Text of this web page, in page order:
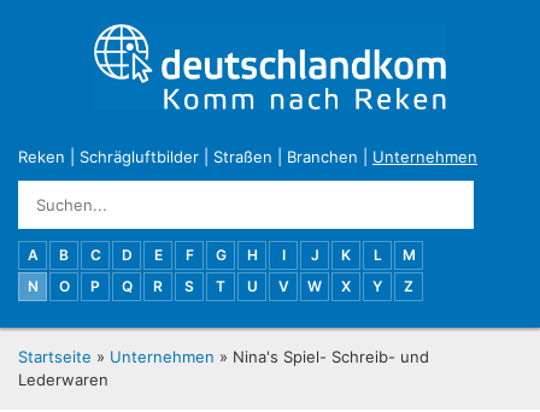
Reken Schrägluftbilder Straßen Branchen Unternehmen
A B C D E F G H I J K L
M
N
O P Q R S T U V W X Y Z
Startseite » Unternehmen » Nina's Spiel- Schreib- und
Lederwaren